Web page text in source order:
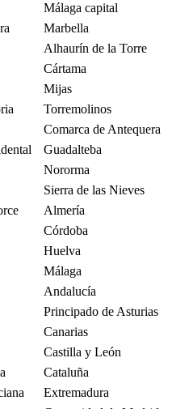
Málaga capital
Marbella
Alhaurín de la Torre
Cártama
Mijas
Torremolinos
Comarca de Antequera
Guadalteba
Nororma
Sierra de las Nieves
Almería
Córdoba
Huelva
Málaga
Andalucía
Principado de Asturias
Canarias
Castilla y León
Cataluña
Extremadura